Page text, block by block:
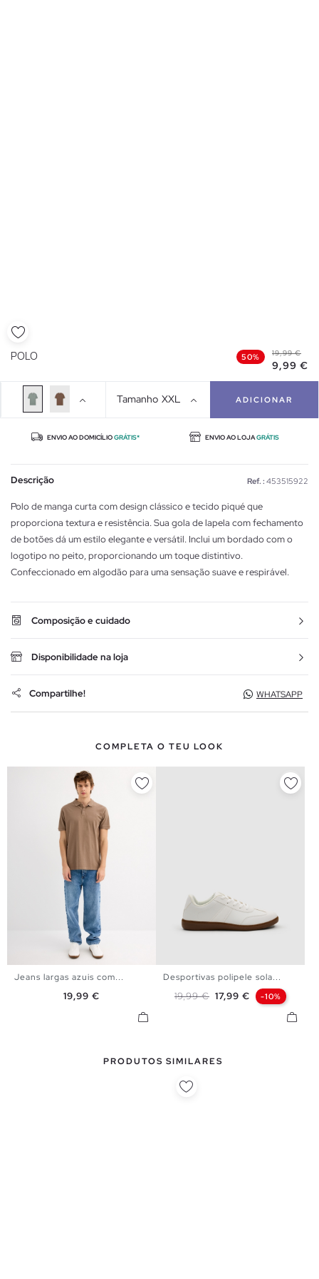
POLO 50% 19,99 €
9,99 €
Tamanho XXL ADICIONAR
ENVIO AO DOMICÍLIOGRÁTIS* ENVIO AO LOJAGRÁTIS
Descrição Ref. : 453515922
Polo de manga curta com design clássico e tecido piqué que
proporciona textura e resistência. Sua gola de lapela com fechamento
de botões dá um estilo elegante e versátil. Inclui um bordado com o
logotipo no peito, proporcionando um toque distintivo.
Confeccionado em algodão para uma sensação suave e respirável.
Composição e cuidado
Disponibilidade na loja
Compartilhe! WHATSAPP
COMPLETA O TEU LOOK
Jeans largas azuis com...
Preço
19,99 €
42
Desportivas polipele sola...
Preço normal
19,99 € Preço
17,99 € -10%
PRODUTOS SIMILARES